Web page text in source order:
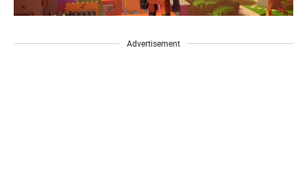
Advertisement